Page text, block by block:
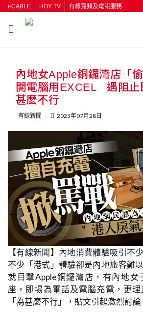
i-CABLE HOY TV 有線寬頻及電訊服務
按輸入鍵開始搜尋
內地女Apple銅鑼灣店「
開電腦用EXCEL 遇阻止
甚麼不行
有線新聞 2025年07月28日
【有線新聞】內地消費體驗吸引不
不少「港式」體驗卻是內地旅客難
就目擊Apple銅鑼灣店，有內地女
座，即場為電話及電腦充電，更
「為甚麼不行」，貼文引起激烈討論